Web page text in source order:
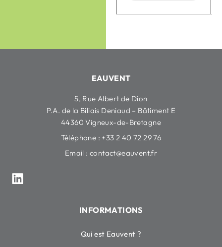
EAUVENT
5, Rue Albert de Dion
P.A. de la Biliais Deniaud – Bâtiment E
44360 Vigneux-de-Bretagne
Téléphone : +33 2 40 72 29 76
Email : contact@eauvent.fr
INFORMATIONS
Qui est Eauvent ?